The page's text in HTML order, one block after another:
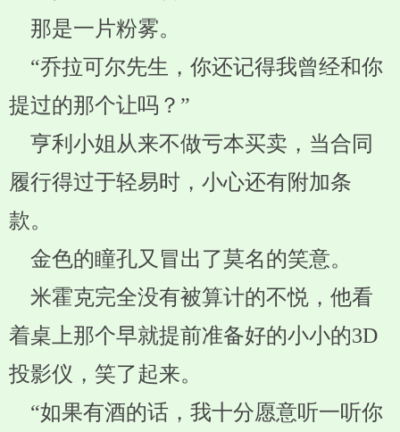
那是一片粉雾。
“乔拉可尔先生，你还记得我曾经和你
提过的那个让吗？”
亨利小姐从来不做亏本买卖，当合同
履行得过于轻易时，小心还有附加条
款。
金色的瞳孔又冒出了莫名的笑意。
米霍克完全没有被算计的不悦，他看
着桌上那个早就提前准备好的小小的3D
投影仪，笑了起来。
“如果有酒的话，我十分愿意听一听你